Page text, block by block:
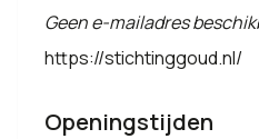
Geen e-mailadres
https://stichtinggoud.nl/
Openingstijden